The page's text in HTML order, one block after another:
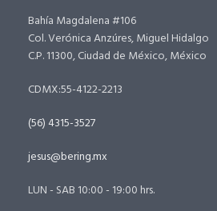
Bahía Magdalena #106
Col. Verónica Anzúres, Miguel Hidalgo
C.P. 11300, Ciudad de México, México
CDMX:55-4122-2213
(56) 4315-3527
jesus@bering.mx
LUN - SAB 10:00 - 19:00 hrs.